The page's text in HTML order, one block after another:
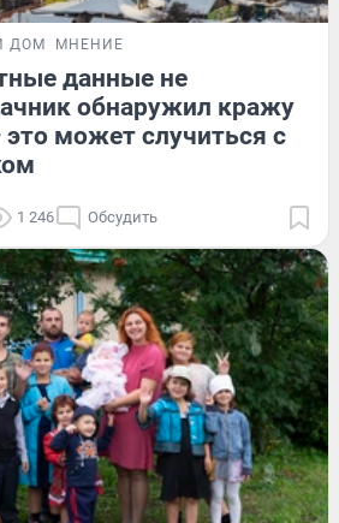
ДОМ МНЕНИЕ
данные не
обнаружил кражу
может случиться с
1 246 Обсудить